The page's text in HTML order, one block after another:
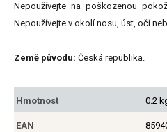
Nepoužívejte na poškozenou
Nepoužívejte v okolí nosu, úst, očí
Země původu: Česká republika.
Hmotnost 0.2
EAN